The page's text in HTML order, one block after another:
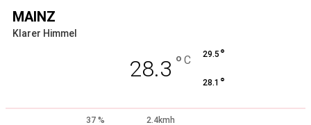
MAINZ
Klarer Himmel
28.3 ° C 29.5 °
28.1 °
37 % 2.4kmh